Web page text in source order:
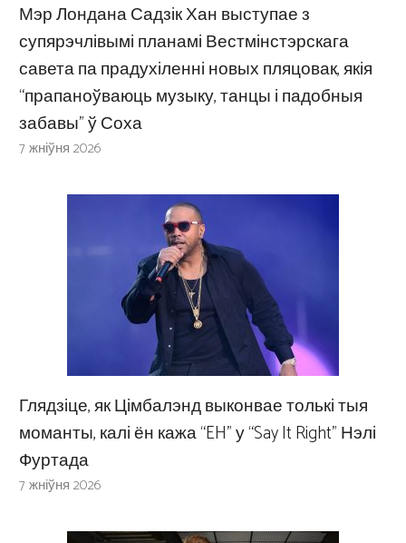
Мэр Лондана Садзік Хан выступае з
супярэчлівымі планамі Вестмінстэрскага
савета па прадухіленні новых пляцовак, якія
“прапаноўваюць музыку, танцы і падобныя
забавы” ў Соха
7 жніўня 2026
Глядзіце, як Цімбалэнд выконвае толькі тыя
моманты, калі ён кажа “EH” у “Say It Right” Нэлі
Фуртада
7 жніўня 2026